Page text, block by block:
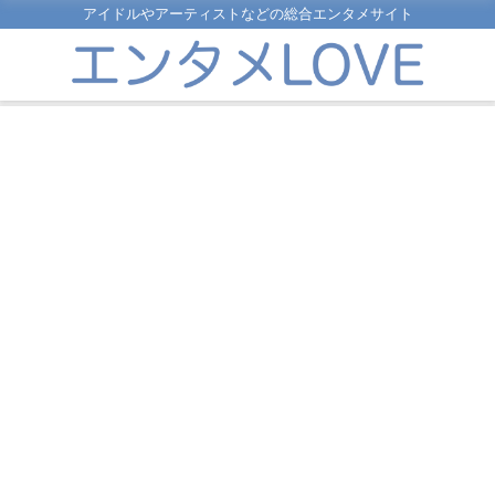
アイドルやアーティストなどの総合エンタメサイト